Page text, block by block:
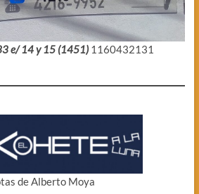
e/ 14 y 15 (1451) 1160432131
de Alberto Moya